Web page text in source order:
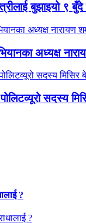
बुझाइयो ९ बुँदे
अध्यक्ष
सदस्य
?